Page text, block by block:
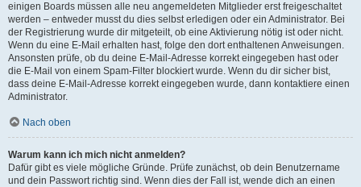
einigen Boards müssen alle neu angemeldeten Mitglieder erst freigeschaltet
werden – entweder musst du dies selbst erledigen oder ein Administrator. Bei
der Registrierung wurde dir mitgeteilt, ob eine Aktivierung nötig ist oder nicht.
Wenn du eine E-Mail erhalten hast, folge den dort enthaltenen Anweisungen.
Ansonsten prüfe, ob du deine E-Mail-Adresse korrekt eingegeben hast oder
die E-Mail von einem Spam-Filter blockiert wurde. Wenn du dir sicher bist,
dass deine E-Mail-Adresse korrekt eingegeben wurde, dann kontaktiere einen
Administrator.
Nach oben
Warum kann ich mich nicht anmelden?
Dafür gibt es viele mögliche Gründe. Prüfe zunächst, ob dein Benutzername
und dein Passwort richtig sind. Wenn dies der Fall ist, wende dich an einen